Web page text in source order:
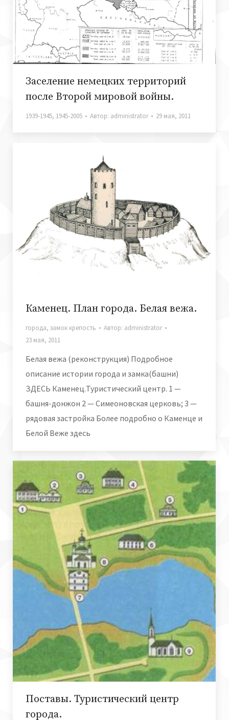
Заселение немецких территорий
после Второй мировой войны.
1939-1945, 1945-2005 Автор: administrator 29 мая, 2011
Каменец. План города. Белая вежа.
города, замок крепость Автор: administrator
23 мая, 2011
Белая вежа (реконструкция) Подробное
описание истории города и замка(башни)
ЗДЕСЬ Каменец.Туристический центр. 1 —
башня-донжон 2 — Симеоновская церковь; 3 —
рядовая застройка Более подробно о Каменце и
Белой Веже здесь
Поставы. Туристический центр
города.